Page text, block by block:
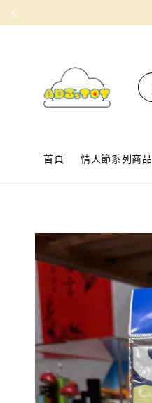
首頁 情人節系列商品